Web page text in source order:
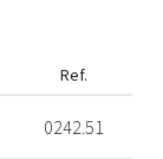
Ref.
0242.51